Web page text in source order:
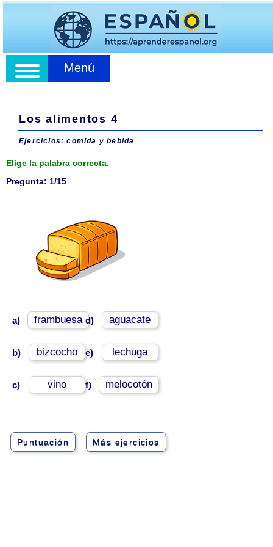
Menú
Los alimentos 4
Ejercicios: comida y bebida
Elige la palabra correcta.
Pregunta: 1/15
a) frambuesa
b) bizcocho
c) vino
d) aguacate
e) lechuga
f) melocotón
Puntuación Más ejercicios